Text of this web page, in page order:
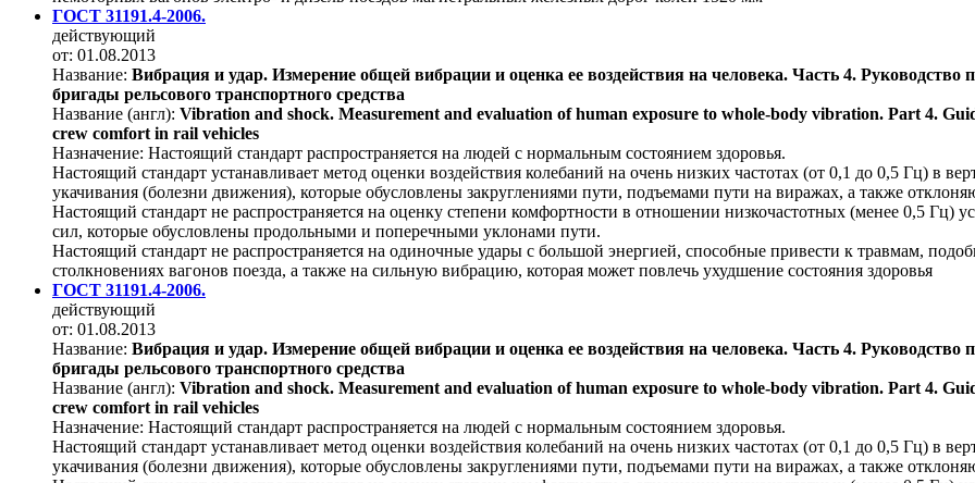
ГОСТ 31191.4-2006.
действующий
от: 01.08.2013
Название: Вибрация и удар. Измерение общей вибрации и оценка ее воздействия на человека. Часть 4.
бригады рельсового транспортного средства
Название (англ): Vibration and shock. Measurement and evaluation of human exposure to whole-body vibration. Part 4.
crew comfort in rail vehicles
Назначение: Настоящий стандарт распространяется на людей с нормальным состоянием здоровья.
Настоящий стандарт устанавливает метод оценки воздействия колебаний на очень низких частотах (от 0,1 до 0,5 Гц) в
укачивания (болезни движения), которые обусловлены закруглениями пути, подъемами пути на виражах, а также
Настоящий стандарт не распространяется на оценку степени комфортности в отношении низкочастотных (менее 0,5 Гц)
сил, которые обусловлены продольными и поперечными уклонами пути.
Настоящий стандарт не распространяется на одиночные удары с большой энергией, способные привести к травмам,
столкновениях вагонов поезда, а также на сильную вибрацию, которая может повлечь ухудшение состояния здоровья
ГОСТ 31191.4-2006.
действующий
от: 01.08.2013
Название: Вибрация и удар. Измерение общей вибрации и оценка ее воздействия на человека. Часть 4.
бригады рельсового транспортного средства
Название (англ): Vibration and shock. Measurement and evaluation of human exposure to whole-body vibration. Part 4.
crew comfort in rail vehicles
Назначение: Настоящий стандарт распространяется на людей с нормальным состоянием здоровья.
Настоящий стандарт устанавливает метод оценки воздействия колебаний на очень низких частотах (от 0,1 до 0,5 Гц) в
укачивания (болезни движения), которые обусловлены закруглениями пути, подъемами пути на виражах, а также